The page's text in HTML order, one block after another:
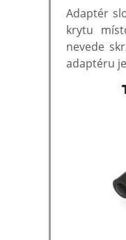
Adaptér
krytu
nevede
adaptéru